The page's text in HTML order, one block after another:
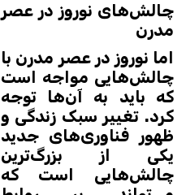
چالش‌های نوروز در عصر
مدرن
اما نوروز در عصر مدرن با
چالش‌هایی مواجه است
که باید به آن‌ها توجه
کرد. تغییر سبک زندگی و
ظهور فناوری‌های جدید
یکی از بزرگ‌ترین
چالش‌هایی است که